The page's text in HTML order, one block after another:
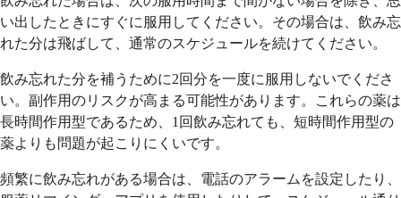
い出したときにすぐに服用してください。その場合は、飲み忘
れた分は飛ばして、通常のスケジュールを続けてください。
飲み忘れた分を補うために2回分を一度に服用しないでくださ
い。副作用のリスクが高まる可能性があります。これらの薬は
長時間作用型であるため、1回飲み忘れても、短時間作用型の
薬よりも問題が起こりにくいです。
頻繁に飲み忘れがある場合は、電話のアラームを設定したり、